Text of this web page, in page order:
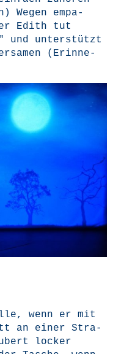
empa­
Edith tut
und unter­stützt
(Erin­ne­
wenn er mit
an einer Stra­
locker